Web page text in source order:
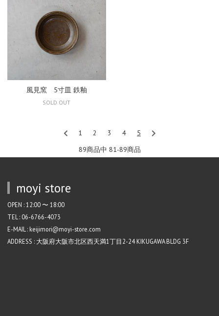
風見窯 5寸皿 鉄釉
SOLD OUT
1 2 3 4
5
89商品中 81-89商品
moyi store
OPEN : 12:00 〜 18:00
TEL : 06-6766-4073
E-MAIL : keijimori@moyi-store.com
ADDRESS : 大阪府大阪市北区西天満1丁目2-24 KIKUGAWA BLDG 3F